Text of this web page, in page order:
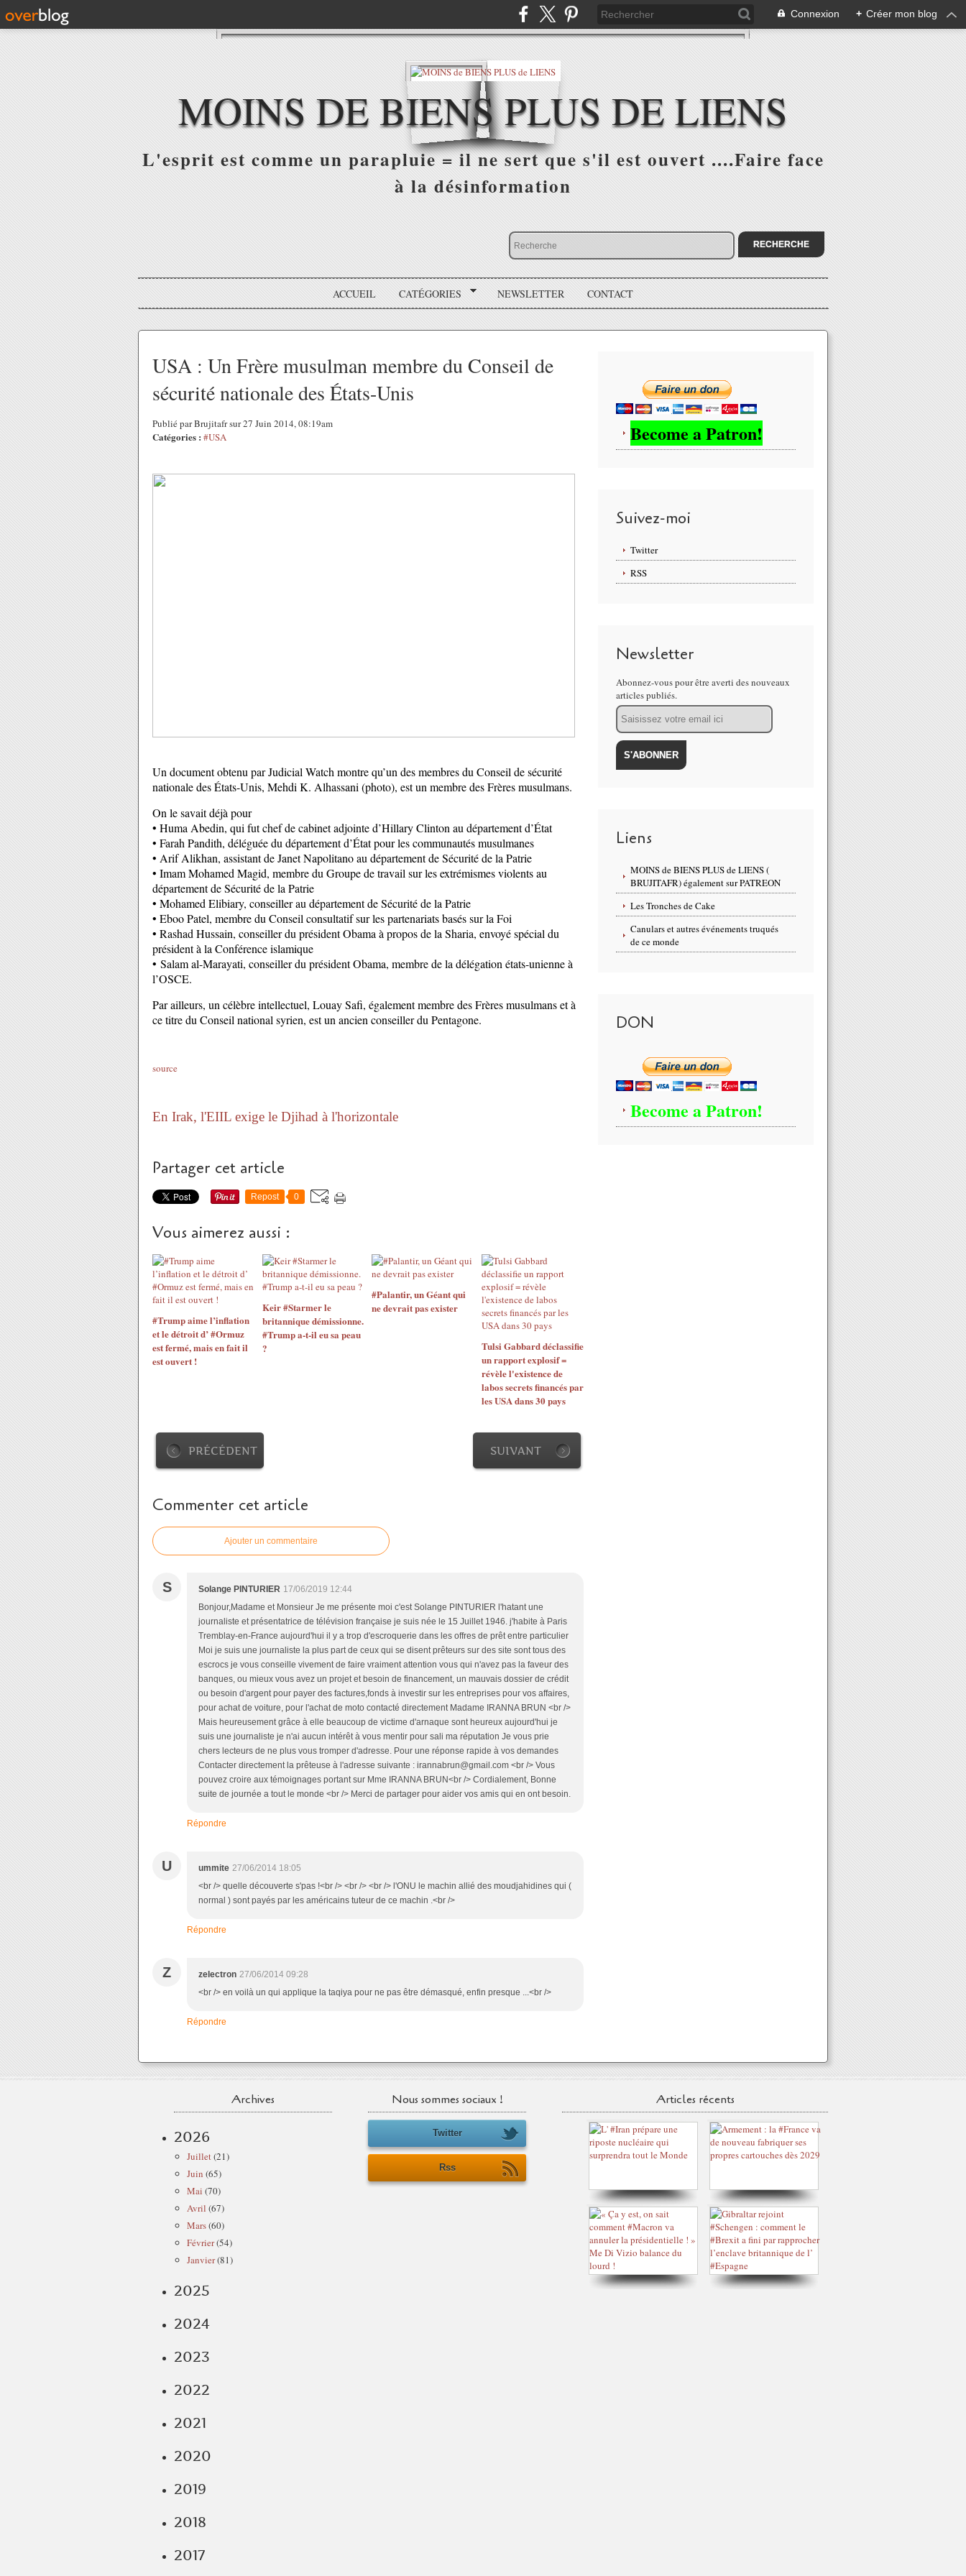
Connexion + Créer mon blog
MOINS DE BIENS PLUS DE LIENS
L'esprit est comme un parapluie = il ne sert que s'il est ouvert ....Faire face
à la désinformation
ACCUEIL CATÉGORIES NEWSLETTER CONTACT
USA : Un Frère musulman membre du Conseil de
sécurité nationale des États-Unis
Publié par Brujitafr sur 27 Juin 2014, 08:19am
Catégories : #USA
Un document obtenu par Judicial Watch montre qu’un des membres du Conseil de sécurité
nationale des États-Unis, Mehdi K. Alhassani (photo), est un membre des Frères musulmans.
On le savait déjà pour
• Huma Abedin, qui fut chef de cabinet adjointe d’Hillary Clinton au département d’État
• Farah Pandith, déléguée du département d’État pour les communautés musulmanes
• Arif Alikhan, assistant de Janet Napolitano au département de Sécurité de la Patrie
• Imam Mohamed Magid, membre du Groupe de travail sur les extrémismes violents au
département de Sécurité de la Patrie
• Mohamed Elibiary, conseiller au département de Sécurité de la Patrie
• Eboo Patel, membre du Conseil consultatif sur les partenariats basés sur la Foi
• Rashad Hussain, conseiller du président Obama à propos de la Sharia, envoyé spécial du
président à la Conférence islamique
• Salam al-Marayati, conseiller du président Obama, membre de la délégation états-unienne à
l’OSCE.
Par ailleurs, un célèbre intellectuel, Louay Safi, également membre des Frères musulmans et à
ce titre du Conseil national syrien, est un ancien conseiller du Pentagone.
source
En Irak, l'EIIL exige le Djihad à l'horizontale
Partager cet article
Repost 0
Vous aimerez aussi :
#Trump aime l’inflation
et le détroit d’ #Ormuz
est fermé, mais en fait il
est ouvert !
Keir #Starmer le
britannique démissionne.
#Trump a-t-il eu sa peau
?
#Palantir, un Géant qui
ne devrait pas exister
Tulsi Gabbard déclassifie
un rapport explosif =
révèle l'existence de
labos secrets financés par
les USA dans 30 pays
PRÉCÉDENT SUIVANT
Commenter cet article
Ajouter un commentaire
S Solange PINTURIER 17/06/2019 12:44
Bonjour,Madame et Monsieur Je me présente moi c'est Solange PINTURIER l'hatant une
journaliste et présentatrice de télévision française je suis née le 15 Juillet 1946. j'habite à Paris
Tremblay-en-France aujourd'hui il y a trop d'escroquerie dans les offres de prêt entre particulier
Moi je suis une journaliste la plus part de ceux qui se disent prêteurs sur des site sont tous des
escrocs je vous conseille vivement de faire vraiment attention vous qui n'avez pas la faveur des
banques, ou mieux vous avez un projet et besoin de financement, un mauvais dossier de crédit
ou besoin d'argent pour payer des factures,fonds à investir sur les entreprises pour vos affaires,
pour achat de voiture, pour l'achat de moto contacté directement Madame IRANNA BRUN <br />
Mais heureusement grâce à elle beaucoup de victime d'arnaque sont heureux aujourd'hui je
suis une journaliste je n'ai aucun intérêt à vous mentir pour sali ma réputation Je vous prie
chers lecteurs de ne plus vous tromper d'adresse. Pour une réponse rapide à vos demandes
Contacter directement la prêteuse à l'adresse suivante : irannabrun@gmail.com <br /> Vous
pouvez croire aux témoignages portant sur Mme IRANNA BRUN<br /> Cordialement, Bonne
suite de journée a tout le monde <br /> Merci de partager pour aider vos amis qui en ont besoin.
Répondre
U ummite 27/06/2014 18:05
<br /> quelle découverte s'pas !<br /> <br /> <br /> l'ONU le machin allié des moudjahidines qui (
normal ) sont payés par les américains tuteur de ce machin .<br />
Répondre
Z zelectron 27/06/2014 09:28
<br /> en voilà un qui applique la taqiya pour ne pas être démasqué, enfin presque ...<br />
Répondre
Become a Patron!
Suivez-moi
Twitter
RSS
Newsletter
Abonnez-vous pour être averti des nouveaux
articles publiés.
Email
Liens
MOINS de BIENS PLUS de LIENS (
BRUJITAFR) également sur PATREON
Les Tronches de Cake
Canulars et autres événements truqués
de ce monde
DON
Become a Patron!
Archives
2026
Juillet(21)
Juin (65)
Mai (70)
Avril (67)
Mars(60)
Février(54)
Janvier(81)
2025
2024
2023
2022
2021
2020
2019
2018
2017
Nous sommes sociaux !
Twitter
Rss
Articles récents